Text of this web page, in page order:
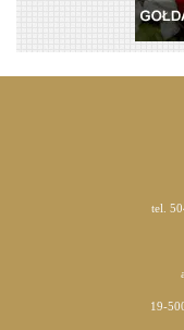
tel.
19-